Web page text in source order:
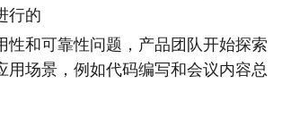
行的
性和可靠性问题，产品团队开始探索
用场景，例如代码编写和会议内容总